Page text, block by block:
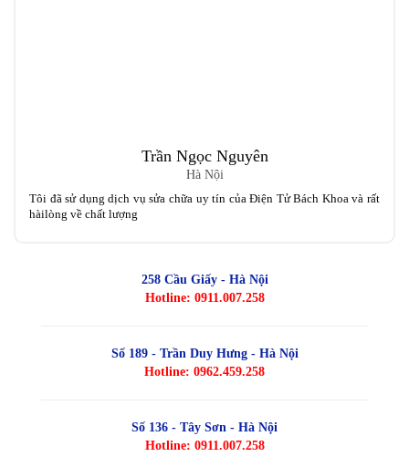
Trần Ngọc Nguyên
Hà Nội
Tôi đã sử dụng dịch vụ sửa chữa uy tín của Điện Tử Bách Khoa và rất
hàilòng về chất lượng
258 Cầu Giấy - Hà Nội
Hotline: 0911.007.258
Số 189 - Trần Duy Hưng - Hà Nội
Hotline: 0962.459.258
Số 136 - Tây Sơn - Hà Nội
Hotline: 0911.007.258